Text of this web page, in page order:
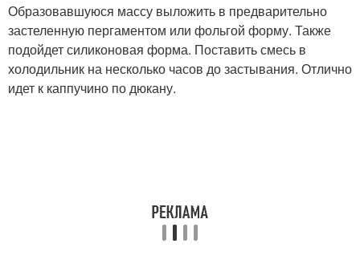
Образовавшуюся массу выложить в предварительно
застеленную пергаментом или фольгой форму. Также
подойдет силиконовая форма. Поставить смесь в
холодильник на несколько часов до застывания. Отлично
идет к каппучино по дюкану.